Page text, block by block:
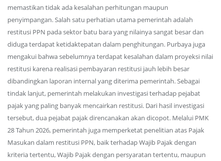
memastikan tidak ada kesalahan perhitungan maupun
penyimpangan. Salah satu perhatian utama pemerintah adalah
restitusi PPN pada sektor batu bara yang nilainya sangat besar dan
diduga terdapat ketidaktepatan dalam penghitungan. Purbaya juga
mengakui bahwa sebelumnya terdapat kesalahan dalam proyeksi nilai
restitusi karena realisasi pembayaran restitusi jauh lebih besar
dibandingkan laporan internal yang diterima pemerintah. Sebagai
tindak lanjut, pemerintah melakukan investigasi terhadap pejabat
pajak yang paling banyak mencairkan restitusi. Dari hasil investigasi
tersebut, dua pejabat pajak direncanakan akan dicopot. Melalui PMK
28 Tahun 2026, pemerintah juga memperketat penelitian atas Pajak
Masukan dalam restitusi PPN, baik terhadap Wajib Pajak dengan
kriteria tertentu, Wajib Pajak dengan persyaratan tertentu, maupun